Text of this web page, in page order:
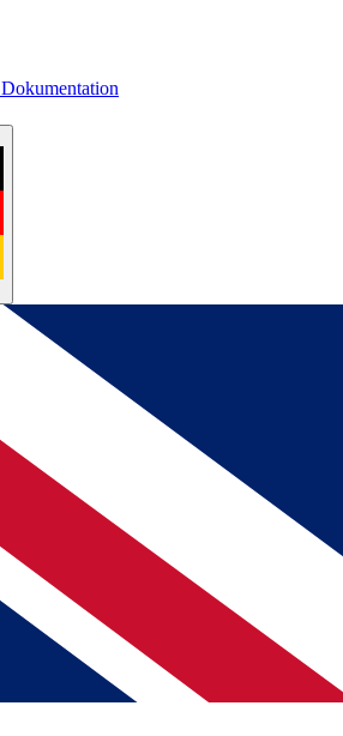
Dokumentation